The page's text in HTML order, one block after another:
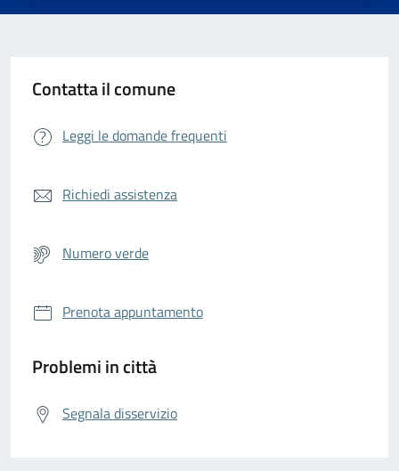
Contatta il comune
Leggi le domande frequenti
Richiedi assistenza
Numero verde
Prenota appuntamento
Problemi in città
Segnala disservizio